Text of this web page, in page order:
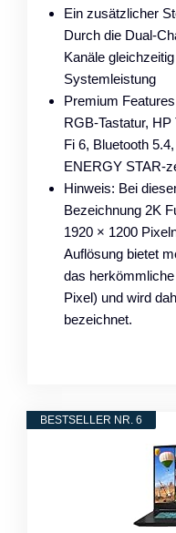
Ein zusätzlicher
Durch die Dual-
Kanäle
Systemleistung
Premium
RGB-Tastatur,
Fi 6, Bluetooth
ENERGY STAR-
Hinweis: Bei
Bezeichnung 2K
1920 × 1200
Auflösung bietet
das
Pixel) und wird
bezeichnet.
BESTSELLER NR. 6